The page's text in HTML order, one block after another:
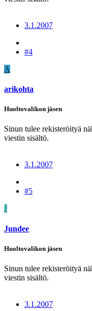
3.1.2007
#4
A
arikohta
Huoltovalikon jäsen
Sinun tulee rekisteröityä
viestin sisältö.
3.1.2007
#5
J
Jundee
Huoltovalikon jäsen
Sinun tulee rekisteröityä
viestin sisältö.
3.1.2007